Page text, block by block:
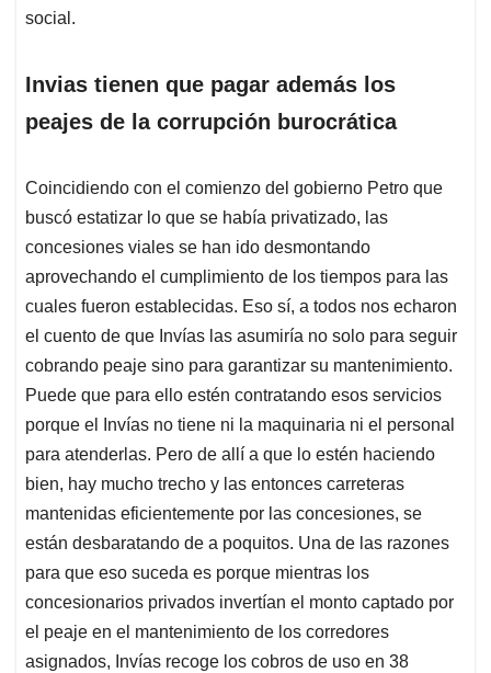
social.
Invias tienen que pagar además los
peajes de la corrupción burocrática
Coincidiendo con el comienzo del gobierno Petro que
buscó estatizar lo que se había privatizado, las
concesiones viales se han ido desmontando
aprovechando el cumplimiento de los tiempos para las
cuales fueron establecidas. Eso sí, a todos nos echaron
el cuento de que Invías las asumiría no solo para seguir
cobrando peaje sino para garantizar su mantenimiento.
Puede que para ello estén contratando esos servicios
porque el Invías no tiene ni la maquinaria ni el personal
para atenderlas. Pero de allí a que lo estén haciendo
bien, hay mucho trecho y las entonces carreteras
mantenidas eficientemente por las concesiones, se
están desbaratando de a poquitos. Una de las razones
para que eso suceda es porque mientras los
concesionarios privados invertían el monto captado por
el peaje en el mantenimiento de los corredores
asignados, Invías recoge los cobros de uso en 38